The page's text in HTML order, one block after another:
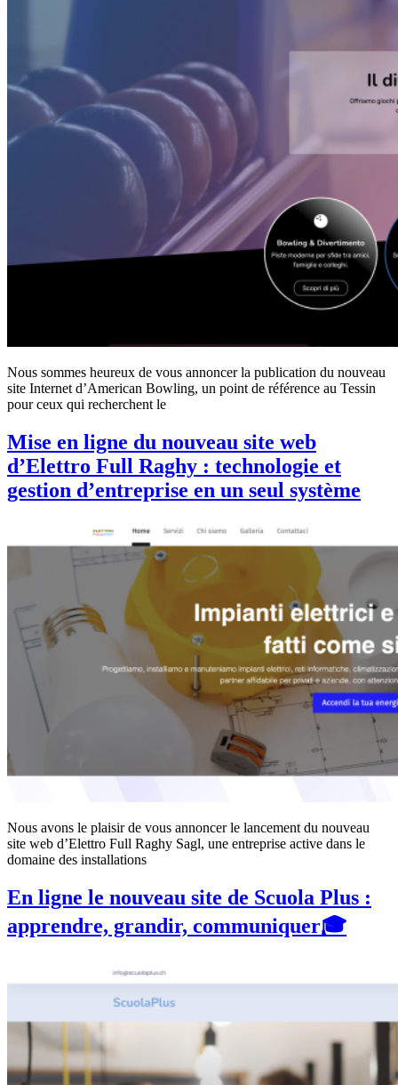
Nous sommes heureux de vous annoncer la publication du nouveau
site Internet d’American Bowling, un point de référence au Tessin
pour ceux qui recherchent le
Mise en ligne du nouveau site web
d’Elettro Full Raghy : technologie et
gestion d’entreprise en un seul système
Nous avons le plaisir de vous annoncer le lancement du nouveau
site web d’Elettro Full Raghy Sagl, une entreprise active dans le
domaine des installations
En ligne le nouveau site de Scuola Plus :
apprendre, grandir, communiquer🎓